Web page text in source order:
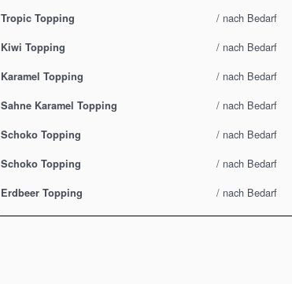
Tropic Topping / nach Bedarf
Kiwi Topping / nach Bedarf
Karamel Topping / nach Bedarf
Sahne Karamel Topping / nach Bedarf
Schoko Topping / nach Bedarf
Schoko Topping / nach Bedarf
Erdbeer Topping / nach Bedarf